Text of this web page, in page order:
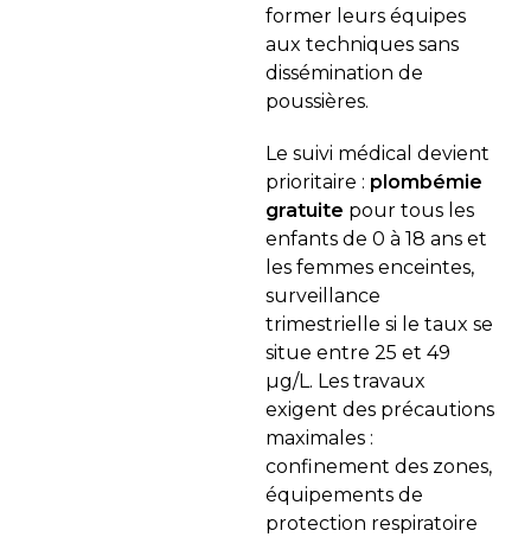
former leurs équipes
aux techniques sans
dissémination de
poussières.
Le suivi médical devient
prioritaire : plombémie
gratuite pour tous les
enfants de 0 à 18 ans et
les femmes enceintes,
surveillance
trimestrielle si le taux se
situe entre 25 et 49
µg/L. Les travaux
exigent des précautions
maximales :
confinement des zones,
équipements de
protection respiratoire